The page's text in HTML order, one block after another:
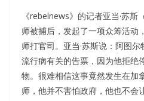
《rebelnews》的记者亚当·苏
师被捕后，发起了一项众筹活动
师打官司。亚当·苏斯说：阿图
流行病有关的告票，因为他拒绝
物。很难相信这事竟然发生在加
师，他并不害怕政府，他也不会